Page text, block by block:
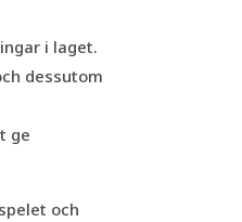
i laget.
dessutom
ge
och